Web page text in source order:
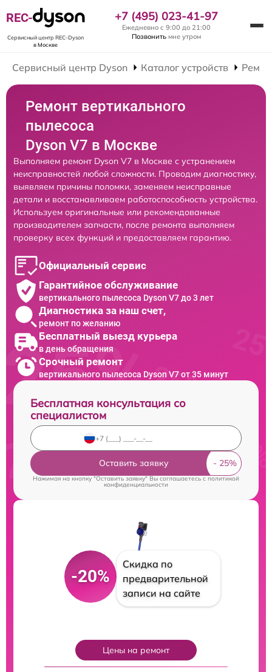
REC-
Сервисный центр REC-Dyson
в Москве
+7 (495) 023-41-97
Ежедневно с 9:00 до 21:00
Позвонить мне утром
Сервисный центр Dyson Каталог устройств
Ремонт вертикального
пылесоса
Dyson V7 в Москве
Выполняем ремонт Dyson V7 в Москве с устранением
неисправностей любой сложности. Проводим диагностику,
выявляем причины поломки, заменяем неисправные
детали и восстанавливаем работоспособность устройства.
Используем оригинальные или рекомендованные
производителем запчасти, после ремонта выполняем
проверку всех функций и предоставляем гарантию.
Официальный сервис
Гарантийное обслуживание
вертикального пылесоса Dyson V7 до 3 лет
Диагностика за наш счет,
ремонт по желанию
Бесплатный выезд курьера
в день обращения
Срочный ремонт
вертикального пылесоса Dyson V7 от 35 минут
Бесплатная консультация со
специалистом
Оставить заявку
Нажимая на кнопку "Оставить заявку" Вы соглашаетесь cполитикой
конфиденциальности
-20%
Скидка по
предварительной
записи на сайте
Цены на ремонт